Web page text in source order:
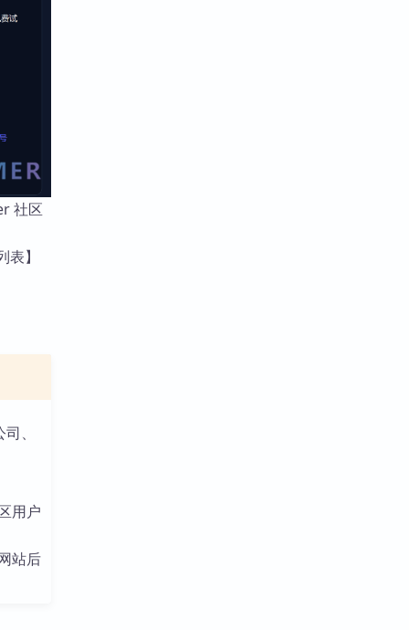
社区
】
、
用户
站后